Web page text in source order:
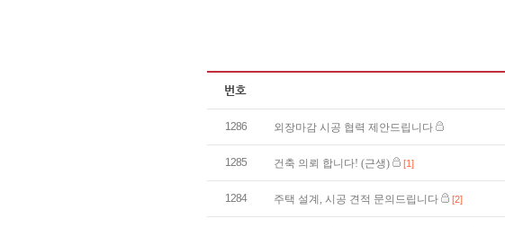
1286 외장마감 시공 협력 제안드립니다
1285 건축 의뢰 합니다! (근생) [1]
1284 주택 설계, 시공 견적 문의드립니다 [2]